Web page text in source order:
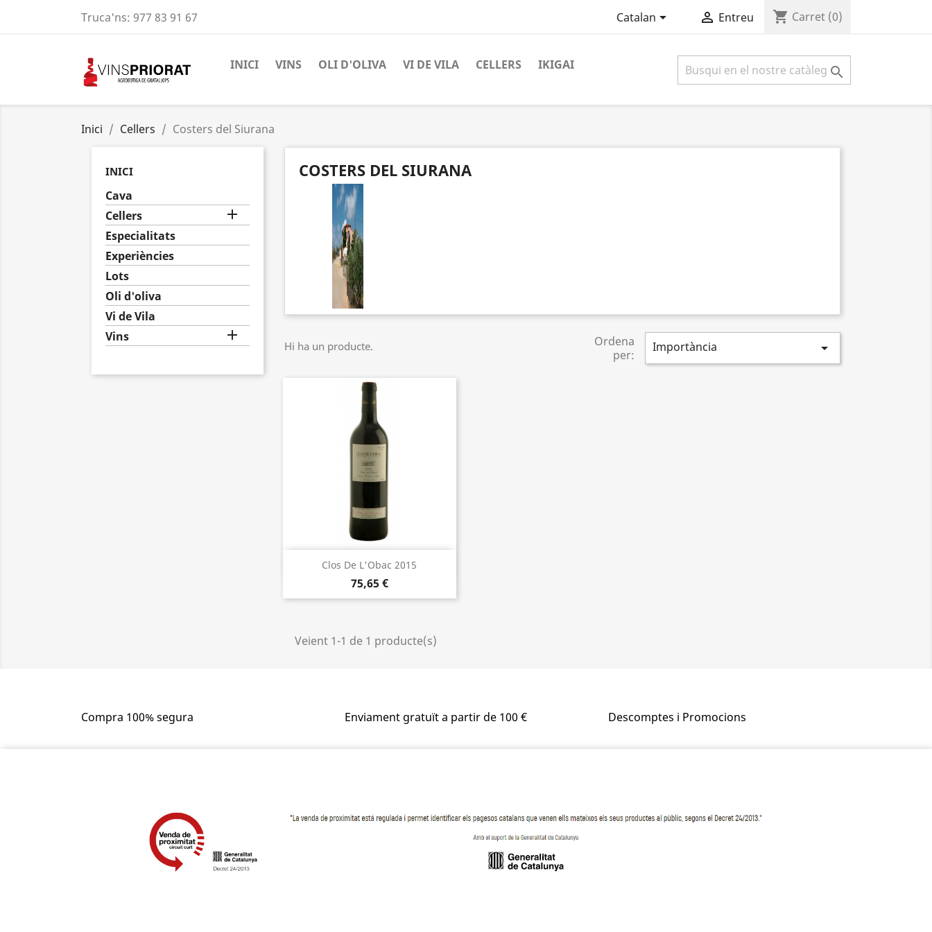
Truca'ns: 977 83 91 67 Catalan  Entreu shopping_cart Carret (0)

INICI VINS OLI D'OLIVA VI DE VILA CELLERS IKIGAI
Inici Cellers Costers del Siurana
INICI
Cava
Cellers

Especialitats
Experiències
Lots
Oli d'oliva
Vi de Vila
Vins

COSTERS DEL SIURANA
Hi ha un producte.
Ordena
per:
Importància 
Clos De L'Obac 2015
75,65 €
Vista ràpida
Veient 1-1 de 1 producte(s)
Compra 100% segura Enviament gratuït a partir de 100 € Descomptes i Promocions